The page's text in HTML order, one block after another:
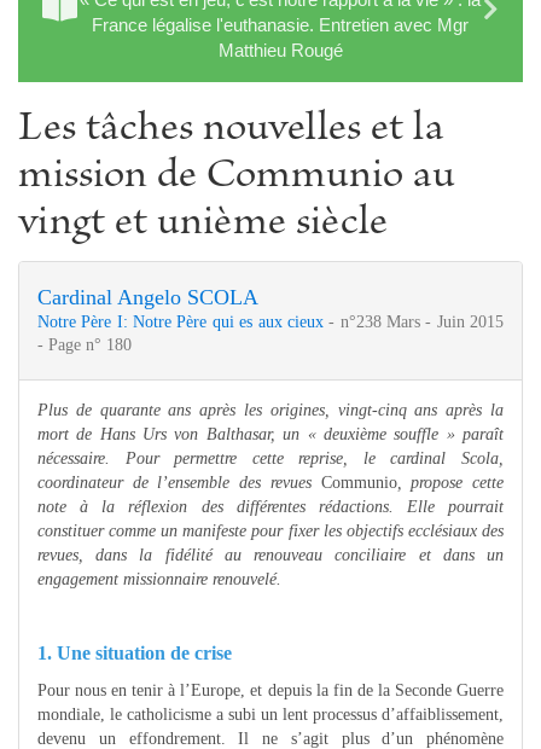
France légalise l'euthanasie. Entretien avec Mgr
Matthieu Rougé
Les tâches nouvelles et la
mission de Communio au
vingt et unième siècle
Cardinal Angelo SCOLA
Notre Père I: Notre Père qui es aux cieux- n°238 Mars - Juin 2015
- Page n° 180
Plus de quarante ans après les origines, vingt-cinq ans après la
mort de Hans Urs von Balthasar, un « deuxième souffle » paraît
nécessaire. Pour permettre cette reprise, le cardinal Scola,
coordinateur de l’ensemble des revues Communio, propose cette
note à la réflexion des différentes rédactions. Elle pourrait
constituer comme un manifeste pour fixer les objectifs ecclésiaux des
revues, dans la fidélité au renouveau conciliaire et dans un
engagement missionnaire renouvelé.
1. Une situation de crise
Pour nous en tenir à l’Europe, et depuis la fin de la Seconde Guerre
mondiale, le catholicisme a subi un lent processus d’affaiblissement,
devenu un effondrement. Il ne s’agit plus d’un phénomène